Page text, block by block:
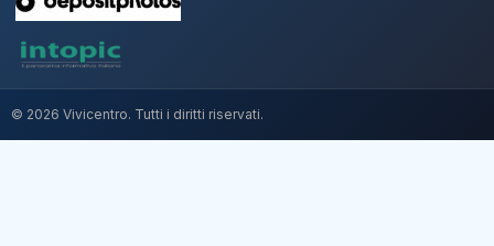
© 2026 Vivicentro. Tutti i diritti riservati.